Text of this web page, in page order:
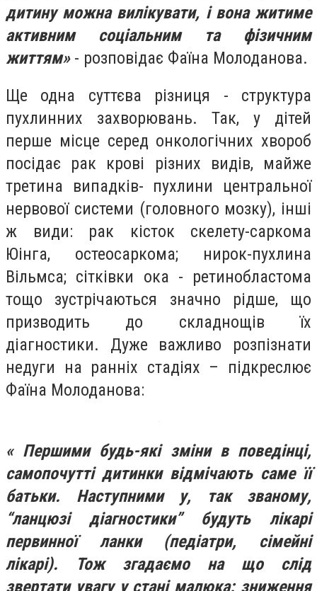
дитину можна вилікувати, і вона житиме
активним соціальним та фізичним
життям»- розповідає Фаїна Молоданова.
Ще одна суттєва різниця - структура
пухлинних захворювань. Так, у дітей
перше місце серед онкологічних хвороб
посідає рак крові різних видів, майже
третина випадків- пухлини центральної
нервової системи (головного мозку), інші
ж види: рак кісток скелету-саркома
Юінга, остеосаркома; нирок-пухлина
Вільмса; сітківки ока - ретинобластома
тощо зустрічаються значно рідше, що
призводить до складнощів їх
діагностики. Дуже важливо розпізнати
недуги на ранніх стадіях – підкреслює
Фаїна Молоданова:
« Першими будь-які зміни в поведінці,
самопочутті дитинки відмічають саме її
батьки. Наступними у, так званому,
“ланцюзі діагностики” будуть лікарі
первинної ланки (педіатри, сімейні
лікарі). Тож згадаємо на що слід
звертати увагу у стані малюка: зниження